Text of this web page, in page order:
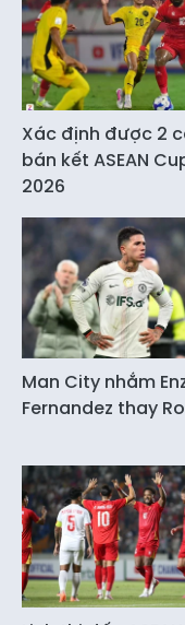
Xác định được 2
bán kết ASEAN
2026
Man City nhắm
Fernandez thay